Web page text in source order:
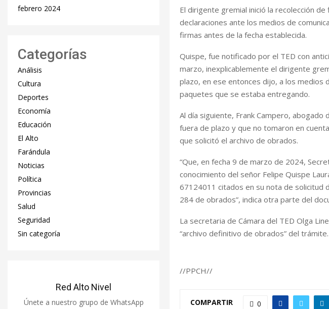
El dirigente gremial inició la recolección
declaraciones ante los medios de
firmas antes de la fecha establecida.
Quispe, fue notificado por el TED con
marzo, inexplicablemente el dirigente
plazo, en ese entonces dijo, a los medios
paquetes que se estaba entregando.
Al día siguiente, Frank Campero,
fuera de plazo y que no tomaron en
que solicitó el archivo de obrados.
“Que, en fecha 9 de marzo de 2024,
conocimiento del señor Felipe Quispe
67124011 citados en su nota de solicitud
284 de obrados”, indica otra parte del
La secretaria de Cámara del TED Olga
“archivo definitivo de obrados” del trámite.
//PPCH//
COMPARTIR 0
febrero 2024
Categorías
Análisis
Cultura
Deportes
Economía
Educación
El Alto
Farándula
Noticias
Política
Provincias
Salud
Seguridad
Sin categoría
Red Alto Nivel
Únete a nuestro grupo de WhatsApp